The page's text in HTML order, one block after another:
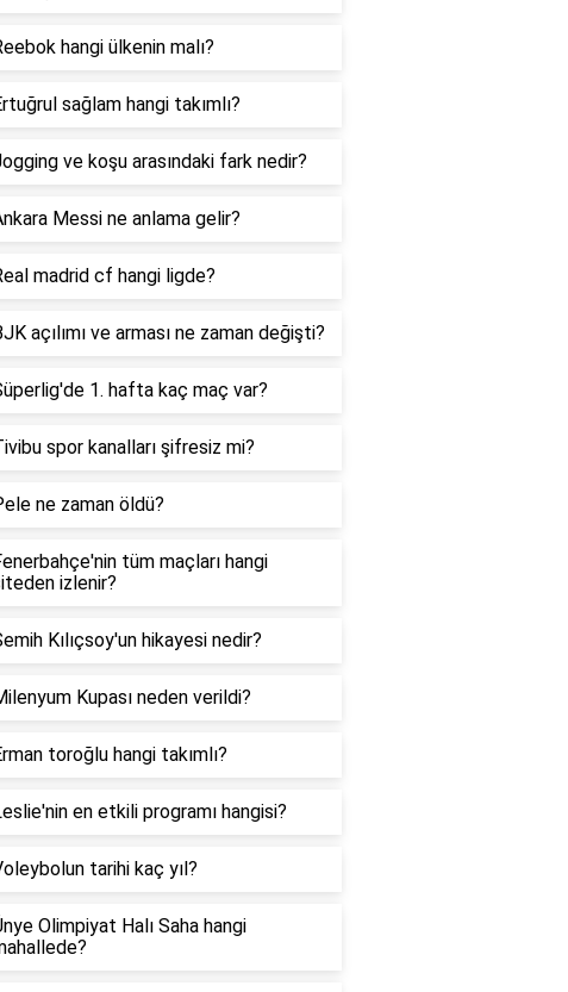
hangi ülkenin malı?
sağlam hangi takımlı?
ve koşu arasındaki fark nedir?
Messi ne anlama gelir?
madrid cf hangi ligde?
açılımı ve arması ne zaman değişti?
1. hafta kaç maç var?
spor kanalları şifresiz mi?
ne zaman öldü?
tüm maçları hangi
izlenir?
Kılıçsoy'un hikayesi nedir?
Kupası neden verildi?
toroğlu hangi takımlı?
en etkili programı hangisi?
tarihi kaç yıl?
Olimpiyat Halı Saha hangi